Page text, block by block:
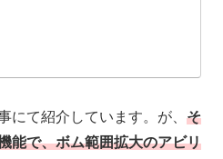
にて紹介しています。が、 そ
能で、ボム範囲拡大のアビリ